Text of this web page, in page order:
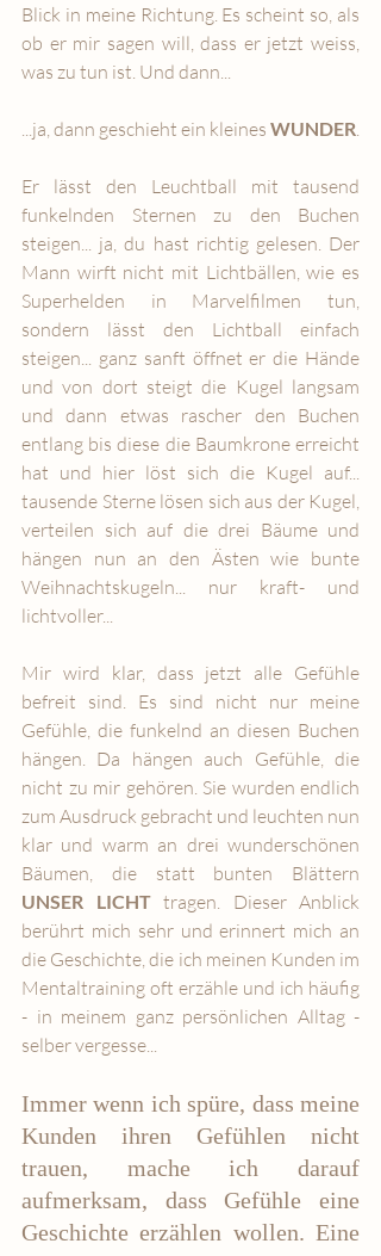
Blick in meine Richtung. Es scheint so, als
ob er mir sagen will, dass er jetzt weiss,
was zu tun ist. Und dann...
...ja, dann geschieht ein kleines WUNDER
Er lässt den Leuchtball mit tausend
funkelnden Sternen zu den Buchen
steigen... ja, du hast richtig gelesen. Der
Mann wirft nicht mit Lichtbällen, wie es
Superhelden in Marvelfilmen tun,
sondern lässt den Lichtball einfach
steigen... ganz sanft öffnet er die Hände
und von dort steigt die Kugel langsam
und dann etwas rascher den Buchen
entlang bis diese die Baumkrone erreicht
hat und hier löst sich die Kugel auf...
tausende Sterne lösen sich aus der Kugel,
verteilen sich auf die drei Bäume und
hängen nun an den Ästen wie bunte
Weihnachtskugeln... nur kraft- und
lichtvoller...
Mir wird klar, dass jetzt alle Gefühle
befreit sind. Es sind nicht nur meine
Gefühle, die funkelnd an diesen Buchen
hängen. Da hängen auch Gefühle, die
nicht zu mir gehören. Sie wurden endlich
zum Ausdruck gebracht und leuchten nun
klar und warm an drei wunderschönen
UNSER LICHT tragen. Dieser Anblick
berührt mich sehr und erinnert mich an
die Geschichte, die ich meinen Kunden im
Mentaltraining oft erzähle und ich häufig
- in meinem ganz persönlichen Alltag -
selber vergesse...
Immer wenn ich spüre, dass meine
Kunden ihren Gefühlen nicht
trauen, mache ich darauf
aufmerksam, dass Gefühle eine
Geschichte erzählen wollen. Eine